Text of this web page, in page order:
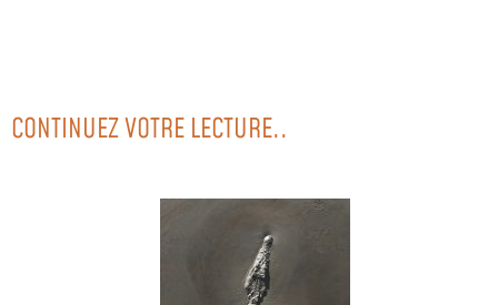
CONTINUEZ VOTRE LECTURE..